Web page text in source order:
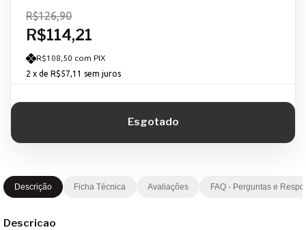
R$114,21
R$126,90
R$108,50 com PIX
2 x de R$57,11 sem juros
Descrição Ficha Técnica Avaliações FAQ - Perguntas e
Descricao